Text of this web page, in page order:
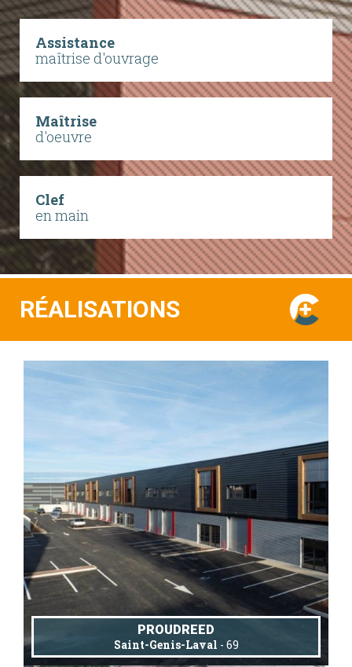
Assistance
maîtrise d'ouvrage
Maîtrise
d'oeuvre
Clef
en main
RÉALISATIONS
PROUDREED
Saint-Genis-Laval - 69